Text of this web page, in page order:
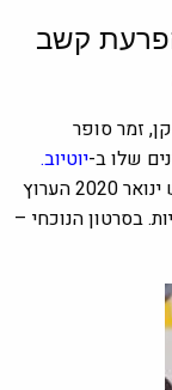
זמר סופר
שלו ב-יוטיוב.
פרס שורטי להומור. נכון לחודש ינואר 2020 הערוץ
בסרטון הנוכחי –